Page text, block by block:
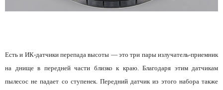
Есть и ИК-датчики перепада высоты — это три пары излучатель-приемник
на днище в передней части близко к краю. Благодаря этим датчикам
пылесос не падает со ступенек. Передний датчик из этого набора также